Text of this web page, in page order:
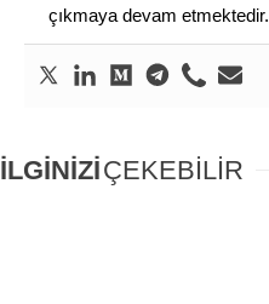
çıkmaya devam etmektedir.
İLGİNİZİÇEKEBİLİR